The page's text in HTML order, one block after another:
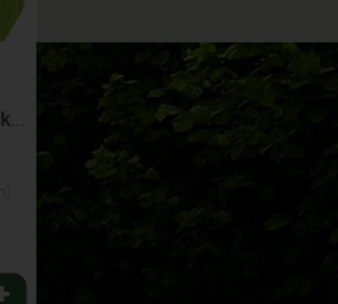
Dinkel Schoko Butterkeks